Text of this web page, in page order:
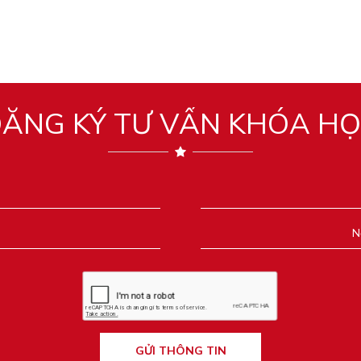
KÝ TƯ VẤN KHÓA
GỬI THÔNG TIN